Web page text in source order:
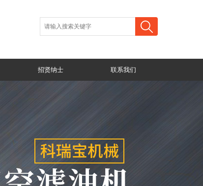
招贤纳士 联系我们